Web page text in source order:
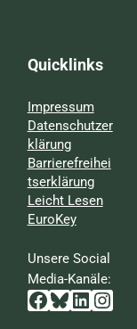
Quicklinks
Impressum
Datenschutzer
klärung
Barrierefreihei
tserklärung
Leicht Lesen
EuroKey
Unsere Social
Media-Kanäle:
Facebook
Bluesky